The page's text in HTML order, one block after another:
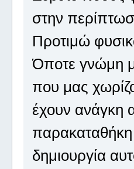
στην
Προτιμώ
Όποτε γνώμη
που μας
έχουν ανάγκη
παρακαταθήκη
δημιουργία